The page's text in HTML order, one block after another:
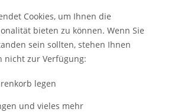
aus Muschel und Harz
Cookies, um Ihnen die
bieten zu können. Wenn Sie
sein sollten, stehen Ihnen
nicht zur Verfügung:
legen
und vieles mehr